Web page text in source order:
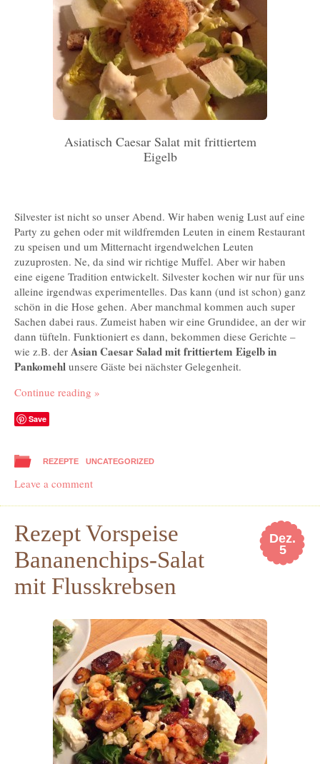
Asiatisch Caesar Salat mit frittiertem
Eigelb
Silvester ist nicht so unser Abend. Wir haben wenig Lust auf eine
Party zu gehen oder mit wildfremden Leuten in einem Restaurant
zu speisen und um Mitternacht irgendwelchen Leuten
zuzuprosten. Ne, da sind wir richtige Muffel. Aber wir haben
eine eigene Tradition entwickelt. Silvester kochen wir nur für uns
alleine irgendwas experimentelles. Das kann (und ist schon) ganz
schön in die Hose gehen. Aber manchmal kommen auch super
Sachen dabei raus. Zumeist haben wir eine Grundidee, an der wir
dann tüfteln. Funktioniert es dann, bekommen diese Gerichte –
wie z.B. der Asian Caesar Salad mit frittiertem Eigelb in
Pankomehl unsere Gäste bei nächster Gelegenheit.
Continue reading »
Save
REZEPTE UNCATEGORIZED
Leave a comment
Dez.
5
Rezept Vorspeise
Bananenchips-Salat
mit Flusskrebsen